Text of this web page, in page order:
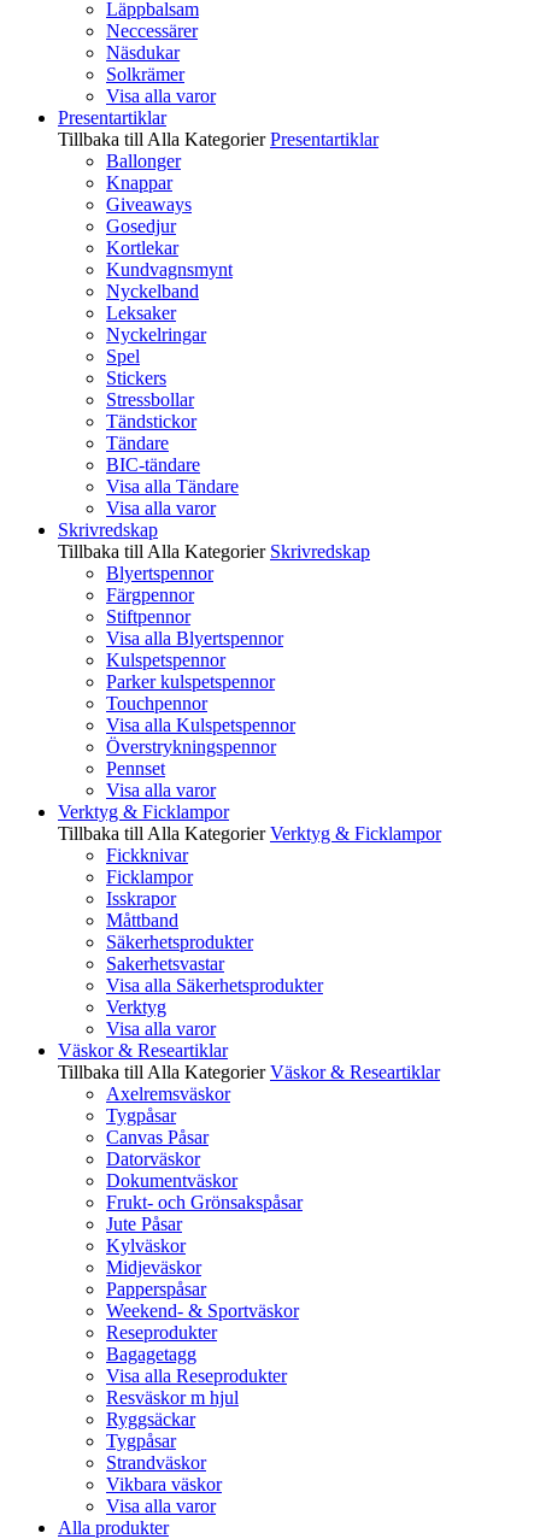
Läppbalsam
Neccessärer
Näsdukar
Solkrämer
Visa alla varor
Presentartiklar
Tillbaka till Alla Kategorier Presentartiklar
Ballonger
Knappar
Giveaways
Gosedjur
Kortlekar
Kundvagnsmynt
Nyckelband
Leksaker
Nyckelringar
Spel
Stickers
Stressbollar
Tändstickor
Tändare
BIC-tändare
Visa alla Tändare
Visa alla varor
Skrivredskap
Tillbaka till Alla Kategorier Skrivredskap
Blyertspennor
Färgpennor
Stiftpennor
Visa alla Blyertspennor
Kulspetspennor
Parker kulspetspennor
Touchpennor
Visa alla Kulspetspennor
Överstrykningspennor
Pennset
Visa alla varor
Verktyg & Ficklampor
Tillbaka till Alla Kategorier Verktyg & Ficklampor
Fickknivar
Ficklampor
Isskrapor
Måttband
Säkerhetsprodukter
Sakerhetsvastar
Visa alla Säkerhetsprodukter
Verktyg
Visa alla varor
Väskor & Researtiklar
Tillbaka till Alla Kategorier Väskor & Researtiklar
Axelremsväskor
Tygpåsar
Canvas Påsar
Datorväskor
Dokumentväskor
Frukt- och Grönsakspåsar
Jute Påsar
Kylväskor
Midjeväskor
Papperspåsar
Weekend- & Sportväskor
Reseprodukter
Bagagetagg
Visa alla Reseprodukter
Resväskor m hjul
Ryggsäckar
Tygpåsar
Strandväskor
Vikbara väskor
Visa alla varor
Alla produkter